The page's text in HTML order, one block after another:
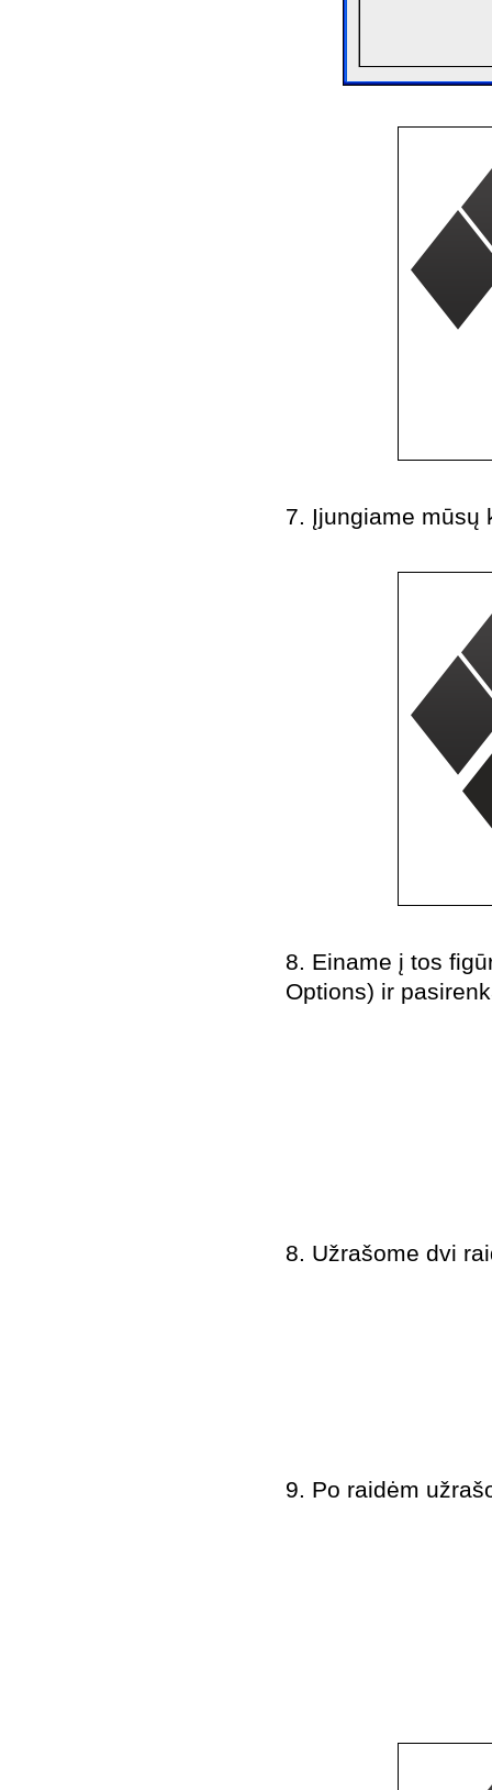
7. Įjungiame mūsų
8. Einame į tos
Options) ir
8. Užrašome dvi
9. Po raidėm